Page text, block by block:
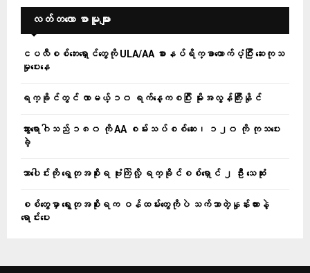
လတ်တ‌လော စာမူများ
ငပလီစစ်ဘေးရှောင်တွေကို ULA/AA စားနပ်ရိက္ခာထောက်ပံ့ပြီး ဆေးကုသ
မှုပေးနေ
ရက္ခိုင်တွင် လာမယ့် ၁၀ ရက်နေ့ကစပြီး မိုးအလွန်ကြီးနိုင်
သွားရောဂါသည် ၁၈၀ ကို AA စမ်းသပ်စစ်ဆေး၊ ၁၂၀ ကို ကုသပေး
ခဲ့
သာပေါင်းကို ရွေတုအစိုးရ ဗုံးကြဲလို့ ရက္ခိုင်စစ်ရှောင် ၂ ဦး သေဆုံး
စစ်တွေမှာ ရွေးတုအစိုးရက ဝန်ထမ်းတွေကိုပဲ သက်သာတဲ့နှုန်းထားနဲ့
ရောင်းပေး